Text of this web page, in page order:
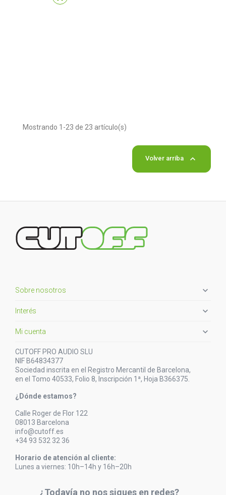
Mostrando 1-23 de 23 artículo(s)
Volver arriba 
Sobre nosotros 
Interés 
Mi cuenta 
CUTOFF PRO AUDIO SLU
NIF B64834377
Sociedad inscrita en el Registro Mercantil de Barcelona,
en el Tomo 40533, Folio 8, Inscripción 1ª, Hoja B366375.
¿Dónde estamos?
Calle Roger de Flor 122
08013 Barcelona
info@cutoff.es
+34 93 532 32 36
Horario de atención al cliente:
Lunes a viernes: 10h–14h y 16h–20h
¿Todavía no nos sigues en redes?